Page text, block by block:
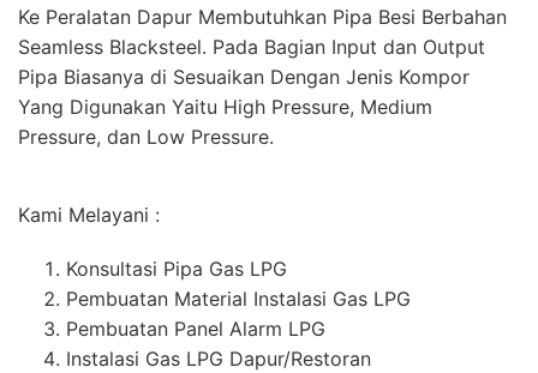
Ke Peralatan Dapur Membutuhkan Pipa Besi Berbahan
Seamless Blacksteel. Pada Bagian Input dan Output
Pipa Biasanya di Sesuaikan Dengan Jenis Kompor
Yang Digunakan Yaitu High Pressure, Medium
Pressure, dan Low Pressure.
Kami Melayani :
Konsultasi Pipa Gas LPG
Pembuatan Material Instalasi Gas LPG
Pembuatan Panel Alarm LPG
Instalasi Gas LPG Dapur/Restoran